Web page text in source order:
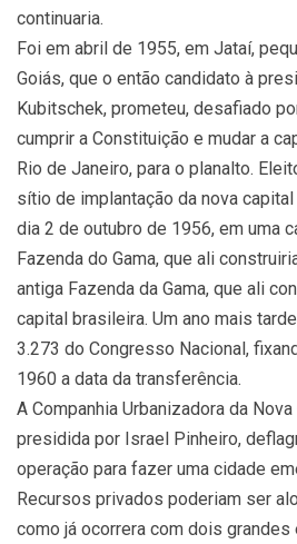
continuaria.
Foi em abril de 1955, em Jataí,
Goiás, que o então candidato à
Kubitschek, prometeu, desafiado
cumprir a Constituição e mudar a
Rio de Janeiro, para o planalto.
sítio de implantação da nova
dia 2 de outubro de 1956, em uma
Fazenda do Gama, que ali
antiga Fazenda da Gama, que ali
capital brasileira. Um ano mais
3.273 do Congresso Nacional,
1960 a data da transferência.
A Companhia Urbanizadora da
presidida por Israel Pinheiro,
operação para fazer uma cidade
Recursos privados poderiam ser
como já ocorrera com dois